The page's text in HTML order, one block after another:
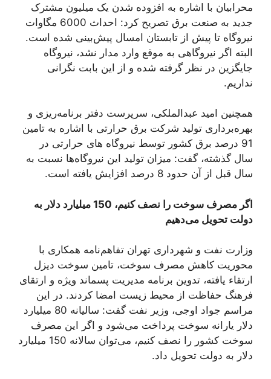
محرابیان با اشاره به افزوده شدن یک میلیون مشترک
جدید به صنعت برق تصریح کرد: احداث 6000 مگاوات
نیروگاه تا پیش از تابستان امسال پیش‌بینی شده است.
البته اگر نیروگاهی به موقع وارد مدار نشد، نیروگاه
جایگزین در نظر گرفته شده و از این بابت نگرانی
نداریم.
همچنین امید عبدالملکی، سرپرست دفتر برنامه‌ریزی و
بهره‌برداری تولید شرکت برق حرارتی با اشاره به تامین
91 درصد برق کشور توسط نیروگاه های حرارتی در
سال گذشته، گفت: میزان تولید این نیروگاه‌ها نسبت به
سال قبل از آن حدود 8 درصد افزایش یافته است.
اگر مصرف سوخت را نصف کنیم، 150 میلیارد دلار به
دولت تحویل می‌دهیم
وزارت نفت و شهرداری تهران تفاهم‌نامه همکاری با
محوریت کاهش مصرف سوخت، تامین سوخت دیزل
ارتقاء یافته، تدوین برنامه مدیریت پسماند ویژه و ارتقای
فرهنگ حفاظت از محیط زیست امضا کردند. در این
مراسم جواد اوجی، وزیر نفت گفت: سالیانه 80 میلیارد
دلار یارانه سوخت پرداخت می‌شود و اگر این مصرف
سوخت کشور را نصف کنیم، می‌توان سالانه 150 میلیارد
دلار به دولت تحویل داد.